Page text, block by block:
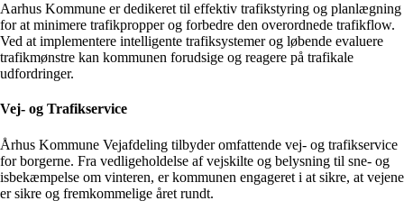
Aarhus Kommune er dedikeret til effektiv trafikstyring og planlægning
for at minimere trafikpropper og forbedre den overordnede trafikflow.
Ved at implementere intelligente trafiksystemer og løbende evaluere
trafikmønstre kan kommunen forudsige og reagere på trafikale
udfordringer.
Vej- og Trafikservice
Århus Kommune Vejafdeling tilbyder omfattende vej- og trafikservice
for borgerne. Fra vedligeholdelse af vejskilte og belysning til sne- og
isbekæmpelse om vinteren, er kommunen engageret i at sikre, at vejene
er sikre og fremkommelige året rundt.